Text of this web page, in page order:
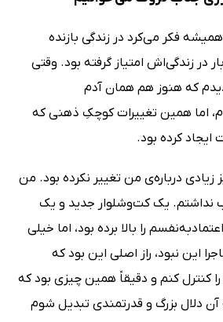
فکر می‌کرد در زندگی بازنده
در زندگی‌اش امتیاز گرفته بود. وقتی
که هنوز هم همان آدم
اما همین تغییرات کوچکِ ذهنی که
ایجاد کرده بود.
زیادی درباره‌ی من تغییر نکرده بود. من
یک کت‌وشلوار جدید و یک
را بالا برده بود، اما خیلی
این نبود، راز اصلی این بود که
را کنترل کنم و دقیقاً همین چیزی بود که
آن دلال بزرگ و قدرتمندی تبدیل شوم